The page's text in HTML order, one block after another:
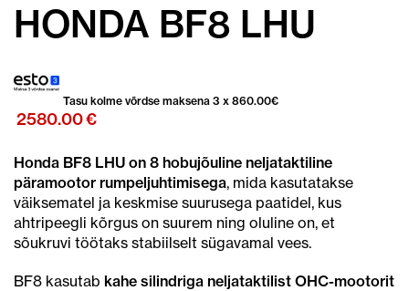
HONDA BF8 LHU
Tasu kolme võrdse maksena 3 x 860.00€
2580.00€
Honda BF8 LHU on 8 hobujõuline neljataktiline
päramootor rumpeljuhtimisega, mida kasutatakse
väiksematel ja keskmise suurusega paatidel, kus
ahtripeegli kõrgus on suurem ning oluline on, et
sõukruvi töötaks stabiilselt sügavamal vees.
BF8 kasutab kahe silindriga neljataktilist OHC-mootorit